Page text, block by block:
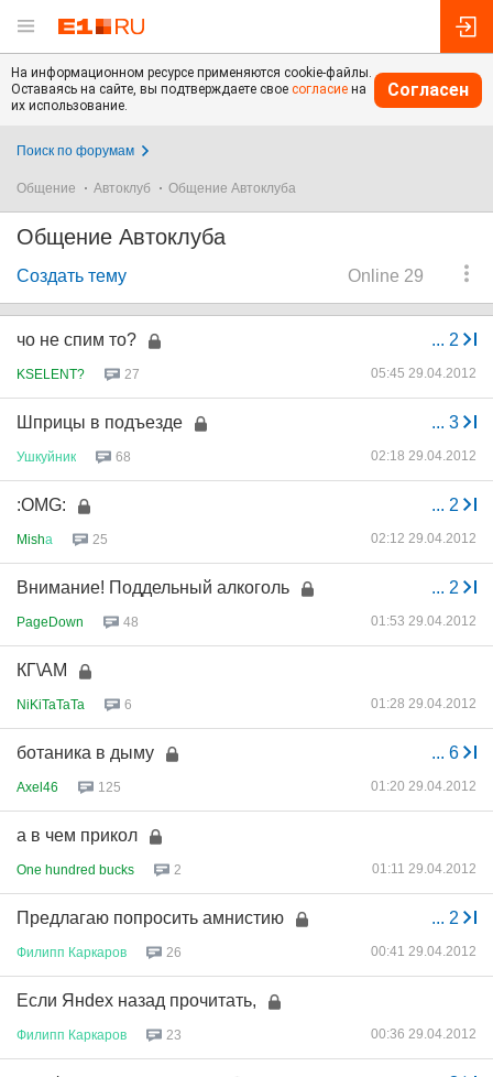
На информационном ресурсе применяются cookie-файлы.
Оставаясь на сайте, вы подтверждаете свое согласие на
их использование.
Согласен
Поиск по форумам
Общение Автоклуб Общение Автоклуба
Общение Автоклуба
Online 29
Создать тему
... 2
чо не спим то?
KSELENT? 27 05:45 29.04.2012
... 3
Шприцы в подъезде
Ушкуйник 68 02:18 29.04.2012
... 2
:OMG:
Mishа 25 02:12 29.04.2012
... 2
Внимание! Поддельный алкоголь
PageDown 48 01:53 29.04.2012
КГ\АМ
NiKiTaTaTa 6 01:28 29.04.2012
... 6
ботаника в дыму
Axel46 125 01:20 29.04.2012
а в чем прикол
One hundred bucks 2 01:11 29.04.2012
... 2
Предлагаю попросить амнистию
Филипп Каркаров 26 00:41 29.04.2012
Если Янdех назад прочитать,
Филипп Каркаров 23 00:36 29.04.2012